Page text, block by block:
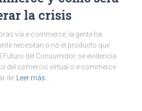
la crisis
vía e-commerce, la gente ha
necesitan o no el producto que
Futuro del Consumidor, se evidencia
del comercio virtual o e-commerce
de
Leer más…